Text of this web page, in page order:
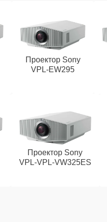
Проектор Sony
VPL‑EW295
Проектор Sony
VPL‑VPL‑VW325ES